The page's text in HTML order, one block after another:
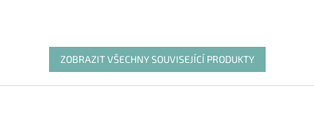
ZOBRAZIT VŠECHNY SOUVISEJÍCÍ PRODUKTY